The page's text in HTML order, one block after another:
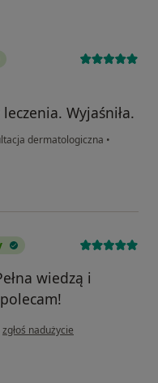
Wyjaśniła.
dermatologiczna •
wiedzą i
w opinii użytkownika Andrzej
zgłoś nadużycie